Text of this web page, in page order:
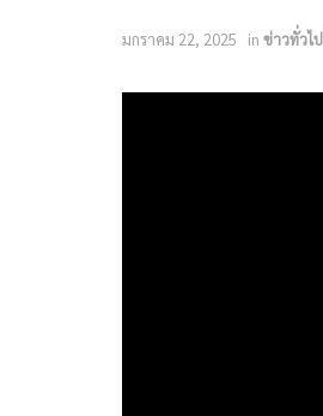
มกราคม 22, 2025 in ข่าวทั่วไป